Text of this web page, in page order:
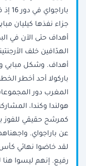
جزاء نفذها كيليان
أهداف حتى الآن في
⁠الهدّافين خلف
أهداف. وشكل مبابي
باركولا أحد أخطر
المغرب دور
هولندا وكندا،
كمرشح حقيقي للفوز
عن باراجواي.
لقد خاضوا نهائي كأس
رفيع. إنهم ‌ليسوا